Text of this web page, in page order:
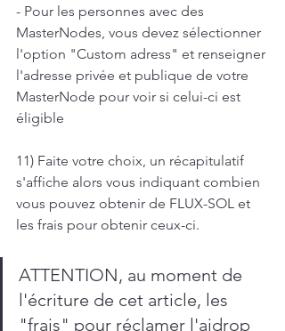
- Pour les personnes avec des
MasterNodes, vous devez sélectionner
l'option "Custom adress" et renseigner
l'adresse privée et publique de votre
MasterNode pour voir si celui-ci est
éligible
11) Faite votre choix, un récapitulatif
s'affiche alors vous indiquant combien
vous pouvez obtenir de FLUX-SOL et
les frais pour obtenir ceux-ci.
ATTENTION, au moment de
l'écriture de cet article, les
"frais" pour réclamer l'aidrop